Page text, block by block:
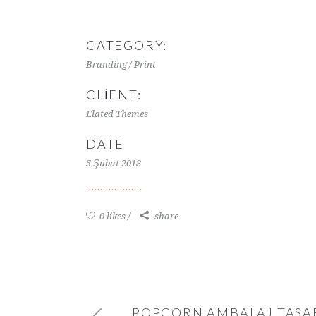
CATEGORY:
Branding / Print
CLIENT:
Elated Themes
DATE
5 Şubat 2018
0 likes share
POPCORN AMBALAJ